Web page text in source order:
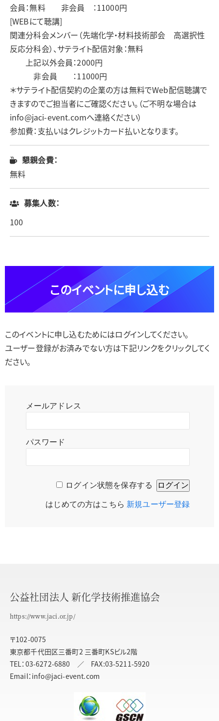
会員：無料 非会員 ：11000円
[WEBにて聴講]
関連分科会メンバー（先端化学・材料技術部会 高選択性
反応分科会）、サテライト配信対象：無料
上記以外会員：2000円
非会員 ：11000円
＊サテライト配信契約の企業の方は無料でWeb配信聴講で
きますのでご担当者にご確認ください。（ご不明な場合は
info@jaci-event.comへ連絡ください）
参加費：支払いはクレジットカード払いとなります。
懇親会費：
無料
募集人数：
100
このイベントに申し込む
このイベントに申し込むためにはログインしてください。
ユーザー登録がお済みでない方は下記リンクをクリックしてく
ださい。
メールアドレス
パスワード
ログイン状態を保存する
はじめての方はこちら 新規ユーザー登録
公益社団法人 新化学技術推進協会
https://www.jaci.or.jp/
〒102-0075
東京都千代田区三番町2 三番町KSビル2階
TEL：03-6272-6880 ／ FAX:03-5211-5920
Email：info@jaci-event.com